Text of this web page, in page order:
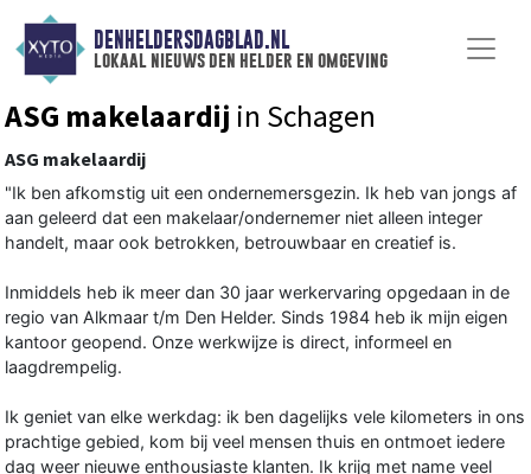
DENHELDERSDAGBLAD.NL
lokaal nieuws den helder en omgeving
ASG makelaardij in Schagen
ASG makelaardij
"Ik ben afkomstig uit een ondernemersgezin. Ik heb van jongs af
aan geleerd dat een makelaar/ondernemer niet alleen integer
handelt, maar ook betrokken, betrouwbaar en creatief is.
Inmiddels heb ik meer dan 30 jaar werkervaring opgedaan in de
regio van Alkmaar t/m Den Helder. Sinds 1984 heb ik mijn eigen
kantoor geopend. Onze werkwijze is direct, informeel en
laagdrempelig.
Ik geniet van elke werkdag: ik ben dagelijks vele kilometers in ons
prachtige gebied, kom bij veel mensen thuis en ontmoet iedere
dag weer nieuwe enthousiaste klanten. Ik krijg met name veel